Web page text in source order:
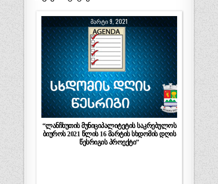
ᲛᲐᲠᲢᲘ 9, 2021
“ლანჩხუთის მუნიციპალიტეტის საკრებულოს
ბიუროს 2021 წლის 16 მარტის სხდომის დღის
წესრიგის პროექტი”